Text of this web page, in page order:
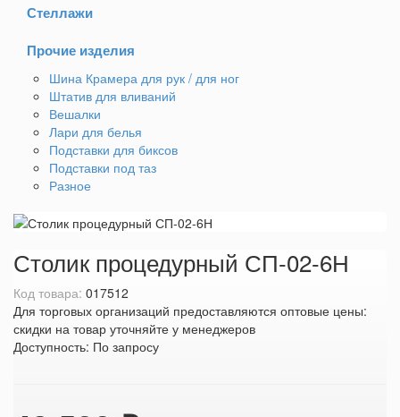
Стеллажи
Прочие изделия
Шина Крамера для рук / для ног
Штатив для вливаний
Вешалки
Лари для белья
Подставки для биксов
Подставки под таз
Разное
Столик процедурный СП-02-6Н
Код товара: 017512
Для торговых организаций предоставляются оптовые цены:
скидки на товар уточняйте у менеджеров
Доступность: По запросу